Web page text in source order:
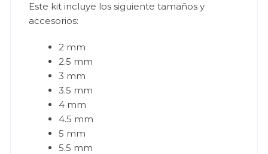
Este kit incluye los siguiente tamaños y
accesorios:
2 mm
2.5 mm
3 mm
3.5 mm
4 mm
4.5 mm
5 mm
5.5 mm